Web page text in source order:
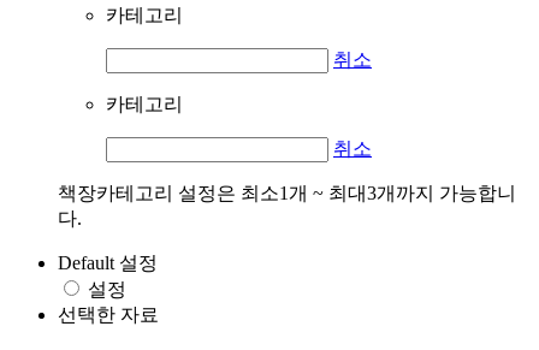
카테고리
취소
카테고리
취소
책장카테고리 설정은 최소1개 ~ 최대3개까지 가능합니
다.
Default 설정
설정
선택한 자료